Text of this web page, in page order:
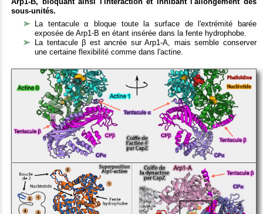
sous-unités.
La tentacule α bloque toute la surface de l'extrémité barée
exposée de Arp1-B en étant insérée dans la fente hydrophobe.
La tentacule β est ancrée sur Arp1-A, mais semble conserver
une certaine flexibilité comme dans l'actine.